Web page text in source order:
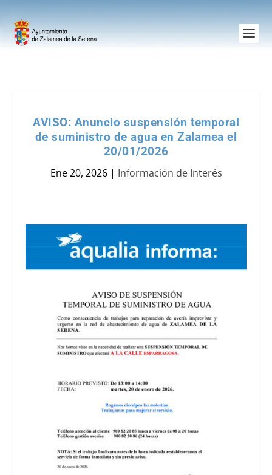
AVISO: Anuncio suspensión temporal
de suministro de agua en Zalamea el
20/01/2026
Ene 20, 2026| Información de Interés